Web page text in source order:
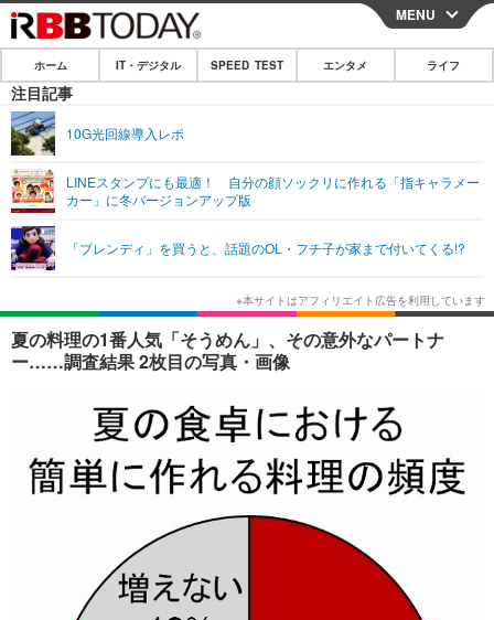
CLOSE
ホーム
IT・デジタル
ネタ
ショッピング その他
SPEED TEST
エンタメ
エンタメTOP 映画・ドラマ
韓国・芸能
音楽 スポーツ
ショッピング その他
ライフ
ライフTOP グルメ
ペット ショッピング
リリース一覧
プッシュ通知の停止方法
MENU
ホーム IT・デジタル SPEED TEST エンタメ ライフ
注目記事
10G光回線導入レポ
LINEスタンプにも最適！ 自分の顔ソックリに作れる「指キャラメー
カー」に冬バージョンアップ版
「ブレンディ」を買うと、話題のOL・フチ子が家まで付いてくる!?
夏の料理の1番人気「そうめん」、その意外なパートナ
ー……調査結果 2枚目の写真・画像